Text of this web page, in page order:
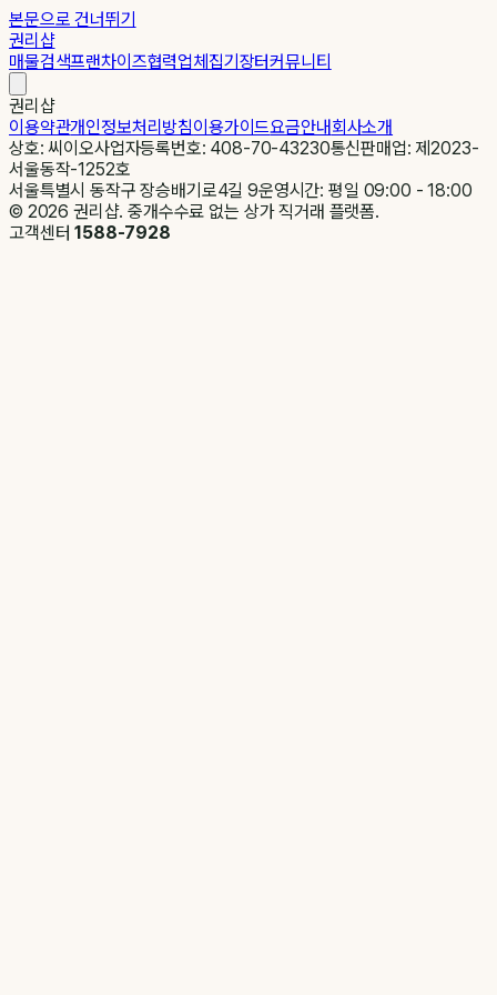
본문으로 건너뛰기
권리샵
매물검색프랜차이즈협력업체집기장터커뮤니티
권리샵
이용약관개인정보처리방침이용가이드요금안내회사소개
상호: 씨이오사업자등록번호: 408-70-43230통신판매업: 제2023-
서울동작-1252호
서울특별시 동작구 장승배기로4길 9운영시간: 평일 09:00 - 18:00
© 2026 권리샵. 중개수수료 없는 상가 직거래 플랫폼.
고객센터1588-7928